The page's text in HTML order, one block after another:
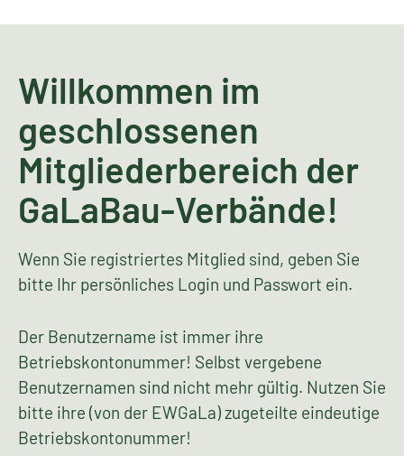
Willkommen im
geschlossenen
Mitgliederbereich der
GaLaBau-Verbände!
Wenn Sie registriertes Mitglied sind, geben Sie
bitte Ihr persönliches Login und Passwort ein.
Der Benutzername ist immer ihre
Betriebskontonummer! Selbst vergebene
Benutzernamen sind nicht mehr gültig. Nutzen Sie
bitte ihre (von der EWGaLa) zugeteilte eindeutige
Betriebskontonummer!